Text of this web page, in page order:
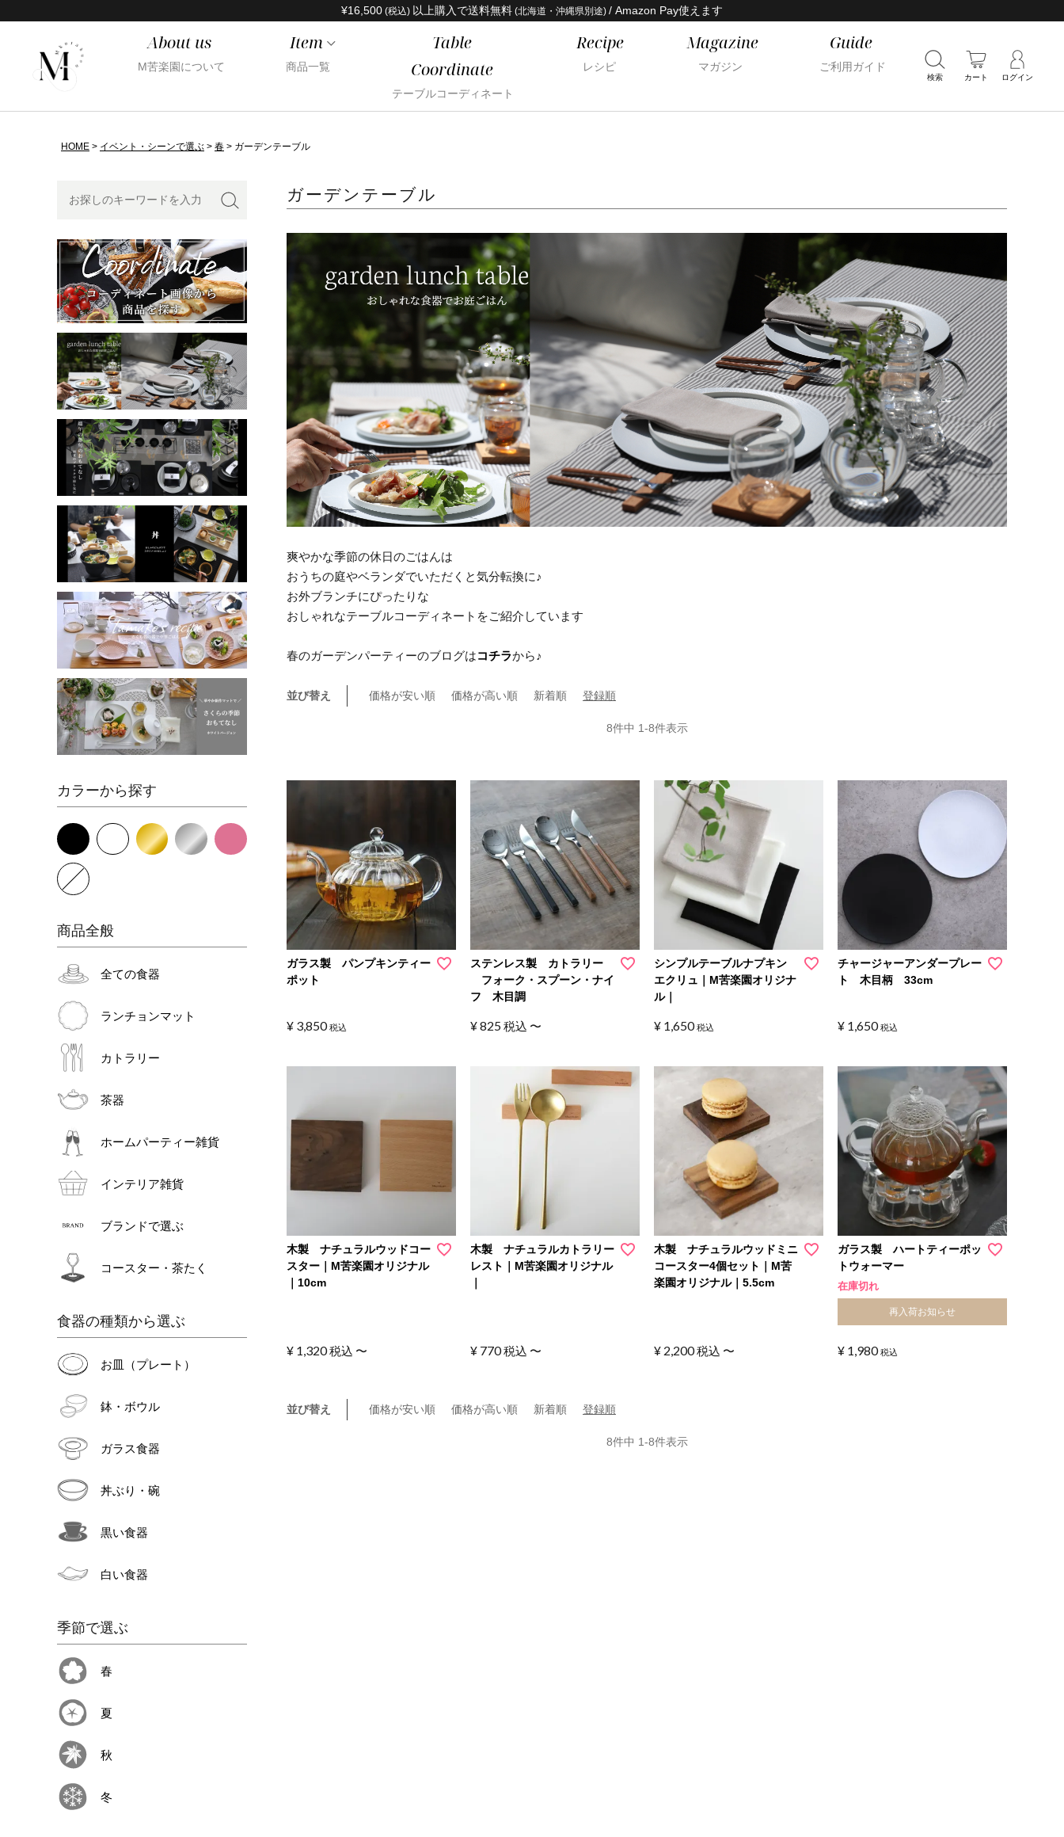
¥16,500 (税込) 以上購入で送料無料 (北海道・沖縄県別途) / Amazon Pay使えます
About us
M苦楽園について
Item
商品一覧
Table
Coordinate
テーブルコーディネート
Recipe
レシピ
Magazine
マガジン
Guide
ご利用ガイド
検索 カート ログイン
HOME イベント・シーンで選ぶ 春 ガーデンテーブル
カラーから探す
商品全般
全ての食器
ランチョンマット
カトラリー
茶器
ホームパーティー雑貨
インテリア雑貨
ブランドで選ぶ
コースター・茶たく
食器の種類から選ぶ
お皿（プレート）
鉢・ボウル
ガラス食器
丼ぶり・碗
黒い食器
白い食器
季節で選ぶ
春
夏
秋
冬
ガーデンテーブル
爽やかな季節の休日のごはんは
おうちの庭やベランダでいただくと気分転換に♪
お外ブランチにぴったりな
おしゃれなテーブルコーディネートをご紹介しています
春のガーデンパーティーのブログはコチラから♪
並び替え 価格が安い順 価格が高い順 新着順 登録順
8件中 1-8件表示
ガラス製 パンプキンティー
ポット
¥ 3,850 税込
ステンレス製 カトラリー
フォーク・スプーン・ナイ
フ 木目調
¥825税込 〜
シンプルテーブルナプキン
エクリュ｜M苦楽園オリジナ
ル｜
¥ 1,650 税込
チャージャーアンダープレー
ト 木目柄 33cm
¥ 1,650 税込
木製 ナチュラルウッドコー
スター｜M苦楽園オリジナル
｜10cm
¥ 1,320税込 〜
木製 ナチュラルカトラリー
レスト｜M苦楽園オリジナル
¥ 770税込 〜
木製 ナチュラルウッドミニ
コースター4個セット｜M苦
楽園オリジナル｜5.5cm
¥ 2,200税込 〜
ガラス製 ハートティーポッ
トウォーマー
在庫切れ
再入荷お知らせ
¥ 1,980 税込
並び替え 価格が安い順 価格が高い順 新着順 登録順
8件中 1-8件表示